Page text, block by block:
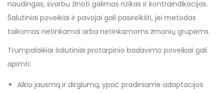
naudingas, svarbu žinoti galimas rizikas ir kontraindikacijas.
Šalutiniai poveikiai ir pavojai gali pasireikšti, jei metodas
taikomas netinkamai arba netinkamoms žmonių grupėms.
Trumpalaikiai šalutiniai protarpinio badavimo poveikiai gali
apimti:
Alkio jausmą ir dirglumą, ypač pradiniame adaptacijos